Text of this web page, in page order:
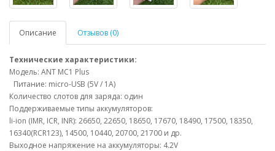
Описание Отзывов (0)
Технические характеристики:
Модель: ANT MC1 Plus
Питание: micro-USB (5V / 1А)
Количество слотов для заряда: один
Поддерживаемые типы аккумуляторов:
li-ion (IMR, ICR, INR): 26650, 22650, 18650, 17670, 18490, 17500, 18350,
16340(RCR123), 14500, 10440, 20700, 21700 и др.
Выходное напряжение на аккумуляторы: 4.2V